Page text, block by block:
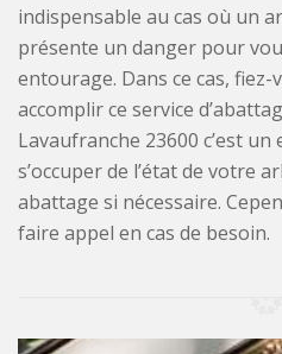
indispensable au cas où un
présente un danger pour
entourage. Dans ce cas,
accomplir ce service
Lavaufranche 23600 c’est
s’occuper de l’état de votre
abattage si nécessaire.
faire appel en cas de besoin.